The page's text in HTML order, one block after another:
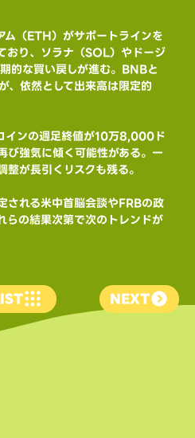
ム（ETH）がサポートラインを
おり、ソラナ（SOL）やドージ
的な買い戻しが進む。BNBと
、依然として出来高は限定的
インの週足終値が10万8,000ド
び強気に傾く可能性がある。一
が長引くリスクも残る。
される米中首脳会談やFRBの政
らの結果次第で次のトレンドが
NEXT